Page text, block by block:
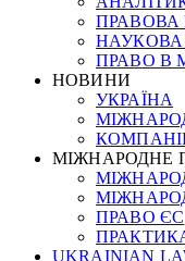
ПРАВОВА
ПРАВО В
НОВИНИ
УКРАЇНА
МІЖНАРОДНЕ
ПРАВО ЄС
UKRAINIAN